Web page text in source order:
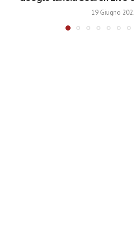
19 Giugno